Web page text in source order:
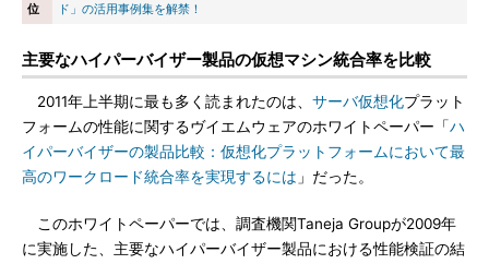
位
ド」の活用事例集を解禁！
主要なハイパーバイザー製品の仮想マシン統合率を比較
2011年上半期に最も多く読まれたのは、 サーバ仮想化プラット
フォームの性能に関するヴイエムウェアのホワイトペーパー「ハ
イパーバイザーの製品比較：仮想化プラットフォームにおいて最
高のワークロード統合率を実現するには 」だった。
このホワイトペーパーでは、調査機関Taneja Groupが2009年
に実施した、主要なハイパーバイザー製品における性能検証の結